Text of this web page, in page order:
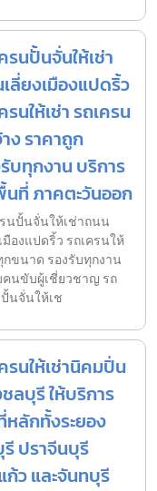
รนปั้นจั่นให้เช่า
ลี่ยงเมืองแปดริ้ว
รนให้เช่า รถเครน
ง ราคาถูก
บทุกงาน บริการ
ที่ ภาคตะวันออก
นปั้นจั่นให้เช่าถนน
มืองแปดริ้ว รถเครนให้
กขนาด รองรับทุกงาน
นขับผู้เชี่ยวชาญ รถ
นจั่นให้เช
รนให้เช่านิคมปิ่น
ลบุรี ให้บริการ
ลักทั้งระยอง
ปราจีนบุรี
ก้ว และจันทบุรี